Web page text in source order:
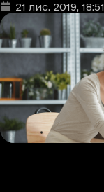
Дата та час
21 лис. 2019, 18:51